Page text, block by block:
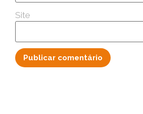
Site